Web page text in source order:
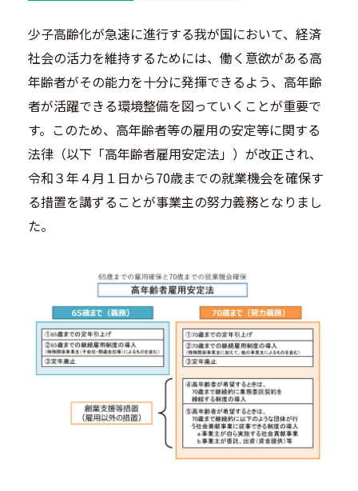
少子高齢化が急速に進行する我が国において、経済
社会の活力を維持するためには、働く意欲がある高
年齢者がその能力を十分に発揮できるよう、高年齢
者が活躍できる環境整備を図っていくことが重要で
す。このため、高年齢者等の雇用の安定等に関する
法律（以下「高年齢者雇用安定法」）が改正され、
令和３年４月１日から70歳までの就業機会を確保す
る措置を講ずることが事業主の努力義務となりまし
た。